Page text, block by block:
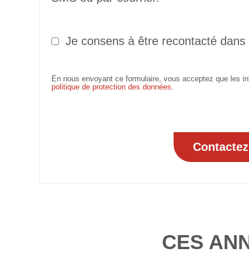
Je consens à être recontacté
En nous envoyant ce formulaire, vous acceptez que les
politique de protection des données.
CES